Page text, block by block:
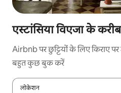
एस्टांसिया विएजा के
Airbnb पर छुट्टियों के लिए किराए
बहुत कुछ बुक करें
लोकेशन